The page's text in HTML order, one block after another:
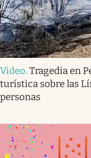
Video. Tragedia en
turística sobre las
personas